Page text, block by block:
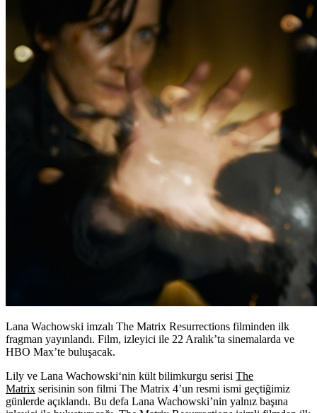
Lana Wachowski imzalı The Matrix Resurrections filminden ilk
fragman yayınlandı. Film, izleyici ile 22 Aralık’ta sinemalarda ve
HBO Max’te buluşacak.
Lily ve Lana Wachowski‘nin kült bilimkurgu serisi The
Matrix serisinin son filmi The Matrix 4’un resmi ismi geçtiğimiz
günlerde açıklandı. Bu defa Lana Wachowski’nin yalnız başına